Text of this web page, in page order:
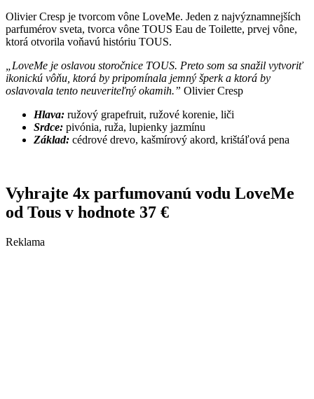
Olivier Cresp je tvorcom vône LoveMe. Jeden z najvýznamnejších
parfumérov sveta, tvorca vône TOUS Eau de Toilette, prvej vône,
ktorá otvorila voňavú históriu TOUS.
„LoveMe je oslavou storočnice TOUS. Preto som sa snažil vytvoriť
ikonickú vôňu, ktorá by pripomínala jemný šperk a ktorá by
oslavovala tento neuveriteľný okamih.” Olivier Cresp
Hlava: ružový grapefruit, ružové korenie, liči
Srdce: pivónia, ruža, lupienky jazmínu
Základ: cédrové drevo, kašmírový akord, krištáľová pena
Vyhrajte 4x parfumovanú vodu LoveMe
od Tous v hodnote 37 €
Reklama